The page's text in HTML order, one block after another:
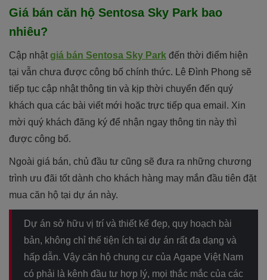
Giá bán căn hộ Sentosa Sky Park bao
nhiêu?
Cập nhật giá bán Sentosa Sky Park đến thời điểm hiện
tại vẫn chưa được công bố chính thức. Lê Đình Phong sẽ
tiếp tục cập nhật thông tin và kịp thời chuyển đến quý
khách qua các bài viết mới hoặc trực tiếp qua email. Xin
mời quý khách đăng ký để nhận ngay thông tin này thì
được công bố.
Ngoài giá bán, chủ đầu tư cũng sẽ đưa ra những chương
trình ưu đãi tốt dành cho khách hàng may mắn đầu tiên đặt
mua căn hộ tại dự án này.
Dự án sở hữu vị trí và thiết kế đẹp, quy hoạch bài
bản, không chỉ thế tiện ích tại dự án rất đa dạng và
hấp dẫn. Vậy căn hộ chung cư của Agape Việt Nam
có phải là kênh đầu tư hợp lý, mọi thắc mắc của các